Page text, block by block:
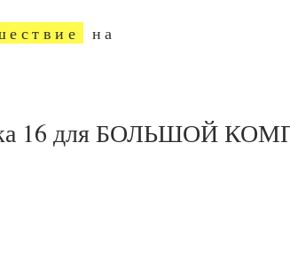
на
16 для БОЛЬШОЙ